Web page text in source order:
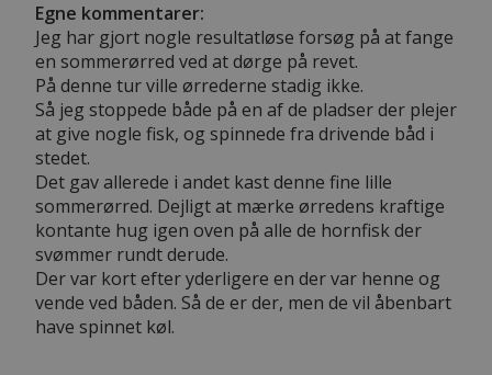
Egne kommentarer:
Jeg har gjort nogle resultatløse forsøg på at fange
en sommerørred ved at dørge på revet.
På denne tur ville ørrederne stadig ikke.
Så jeg stoppede både på en af de pladser der plejer
at give nogle fisk, og spinnede fra drivende båd i
stedet.
Det gav allerede i andet kast denne fine lille
sommerørred. Dejligt at mærke ørredens kraftige
kontante hug igen oven på alle de hornfisk der
svømmer rundt derude.
Der var kort efter yderligere en der var henne og
vende ved båden. Så de er der, men de vil åbenbart
have spinnet køl.